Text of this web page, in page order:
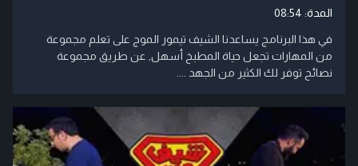
المدة: 08:54
في هذا البرنامج يساعدنا الشيف تيمور الموج على تعلم مجموعة
من المهارات تجعل حياة المطبخ أسهل, عن طريق مجموعة
نصائح توفر لك الكثير من الجهد ....